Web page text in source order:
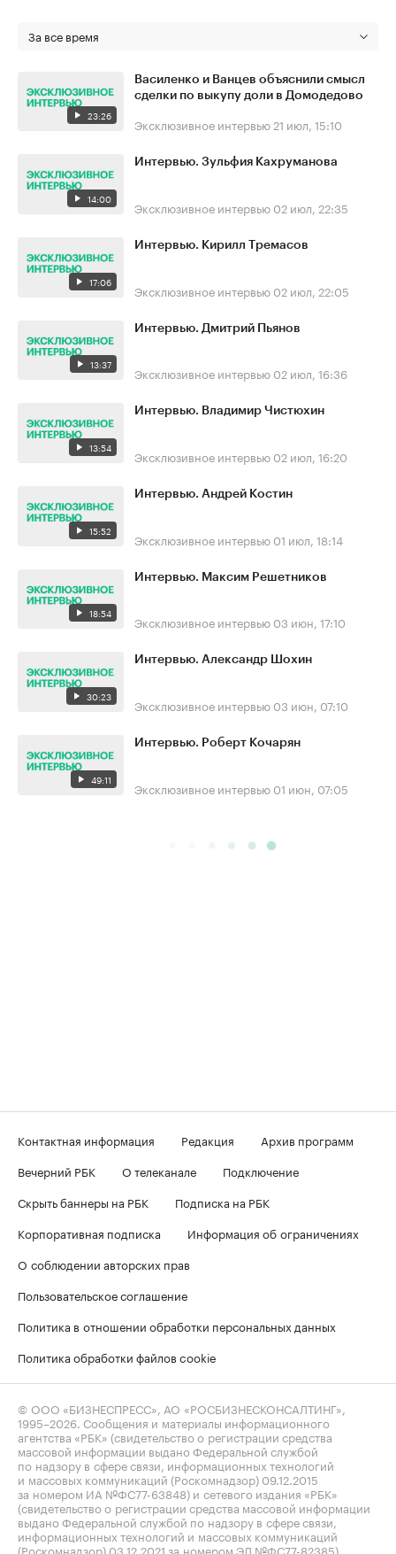
За все время
23:26
Василенко и Ванцев объяснили смысл
сделки по выкупу доли в Домодедово
Эксклюзивное интервью 21 июл, 15:10
14:00
Интервью. Зульфия Кахруманова
Эксклюзивное интервью 02 июл, 22:35
17:06
Интервью. Кирилл Тремасов
Эксклюзивное интервью 02 июл, 22:05
13:37
Интервью. Дмитрий Пьянов
Эксклюзивное интервью 02 июл, 16:36
13:54
Интервью. Владимир Чистюхин
Эксклюзивное интервью 02 июл, 16:20
15:52
Интервью. Андрей Костин
Эксклюзивное интервью 01 июл, 18:14
18:54
Интервью. Максим Решетников
Эксклюзивное интервью 03 июн, 17:10
30:23
Интервью. Александр Шохин
Эксклюзивное интервью 03 июн, 07:10
49:11
Интервью. Роберт Кочарян
Эксклюзивное интервью 01 июн, 07:05
Контактная информация Редакция
Архив программ
Вечерний РБК
О телеканале
Подключение
Скрыть баннеры на РБК
Подписка на РБК
Корпоративная подписка
Информация об ограничениях
О соблюдении авторских прав
Пользовательское соглашение
Политика в отношении обработки персональных данных
Политика обработки файлов cookie
© ООО «БИЗНЕСПРЕСС», АО «РОСБИЗНЕСКОНСАЛТИНГ»,
1995–2026 . Сообщения и материалы информационного
агентства «РБК» (свидетельство о регистрации средства
массовой информации выдано Федеральной службой
по надзору в сфере связи, информационных технологий
и массовых коммуникаций (Роскомнадзор) 09.12.2015
за номером ИА №ФС77-63848) и сетевого издания «РБК»
(свидетельство о регистрации средства массовой информации
выдано Федеральной службой по надзору в сфере связи,
информационных технологий и массовых коммуникаций
(Роскомнадзор) 03.12.2021 за номером ЭЛ №ФС77-82385)